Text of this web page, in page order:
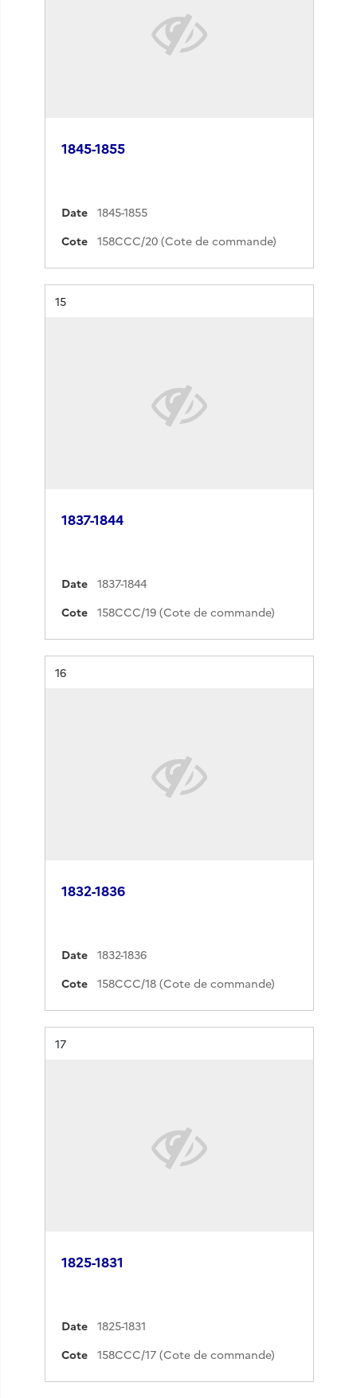
1845-1855
Date
1845-1855
Cote
158CCC/20 (Cote de commande)
Résultat n°
15
1837-1844
Date
1837-1844
Cote
158CCC/19 (Cote de commande)
Résultat n°
16
1832-1836
Date
1832-1836
Cote
158CCC/18 (Cote de commande)
Résultat n°
17
1825-1831
Date
1825-1831
Cote
158CCC/17 (Cote de commande)